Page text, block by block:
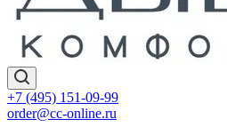
+7 (495) 151-09-99
order@cc-online.ru